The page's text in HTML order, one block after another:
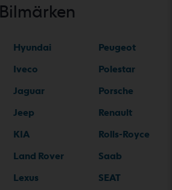
Bilmärken
Hyundai
Iveco
Jaguar
Jeep
KIA
Land Rover
Lexus
Peugeot
Polestar
Porsche
Renault
Rolls-Royce
Saab
SEAT